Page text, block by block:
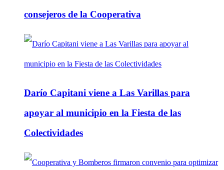
consejeros de la Cooperativa
Darío Capitani viene a Las Varillas para
apoyar al municipio en la Fiesta de las
Colectividades